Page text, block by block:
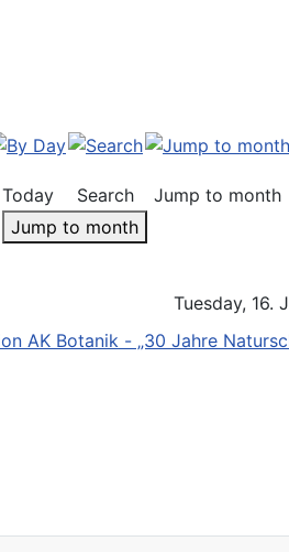
Today Search
Jump to month
Jump to month
Tuesday, 16.
AK Botanik - „30 Jahre